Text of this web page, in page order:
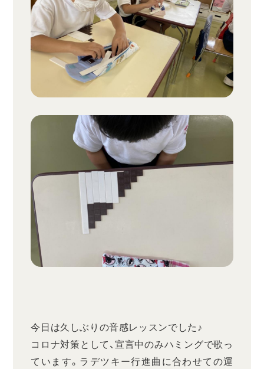
今日は久しぶりの音感レッスンでした♪
コロナ対策として、宣言中のみハミングで歌っ
ています。ラデツキー行進曲に合わせての運